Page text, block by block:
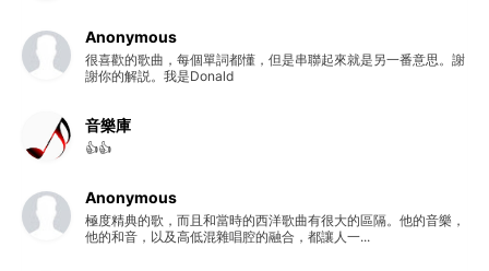
Anonymous
很喜歡的歌曲，每個單詞都懂，但是串聯起來就是另一番意思。謝
謝你的解説。我是Donald
音樂庫
👍👍
Anonymous
極度精典的歌，而且和當時的西洋歌曲有很大的區隔。他的音樂，
他的和音，以及高低混雜唱腔的融合，都讓人一...